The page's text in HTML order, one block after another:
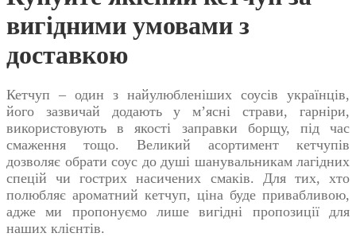
вигідними умовами з
доставкою
Кетчуп – один з найулюбленіших соусів українців,
його зазвичай додають у м’ясні страви, гарніри,
використовують в якості заправки борщу, під час
смаження тощо. Великий асортимент кетчупів
дозволяє обрати соус до душі шанувальникам лагідних
спецій чи гострих насичених смаків. Для тих, хто
полюбляє ароматний кетчуп, ціна буде привабливою,
адже ми пропонуємо лише вигідні пропозиції для
наших клієнтів.